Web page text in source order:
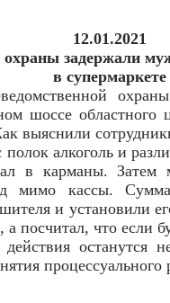
12.01.2021
охраны задержали
в супермаркете
шоссе
выяснили
полок алкоголь и
в карманы.
мимо кассы.
и установили
посчитал, что если
останутся
процессуального